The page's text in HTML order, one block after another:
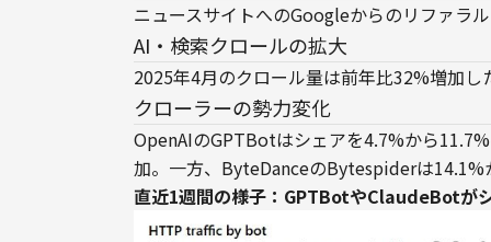
ニュースサイトへのGoogleからのリファラ
AI・検索クロールの拡大
2025年4月のクロール量は前年比32%増加
クローラーの勢力変化
OpenAIのGPTBotはシェアを4.7%から
加。一方、ByteDanceのBytespiderは14.1%
直近1週間の様子：GPTBotやClaudeBotが